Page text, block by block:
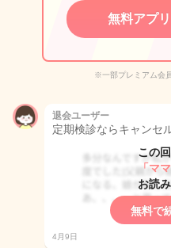
無料アプ
※一部プレミアム会
退会ユーザー
定期検診ならキャンセ
この
「マ
お読
無料で
4月9日